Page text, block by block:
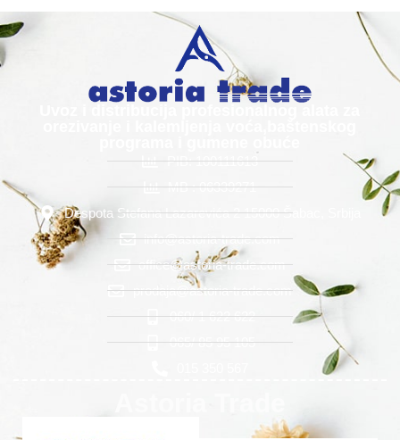
PIB: 100111613
MB : 06339271
Despota Stefana Lazarevića 2 15000 Šabac, Srbija
info@astoria-trade.com
office@astoria-trade.com
prodaja@astoria-trade.com
060/ 1 622 622
065/ 85 95 105